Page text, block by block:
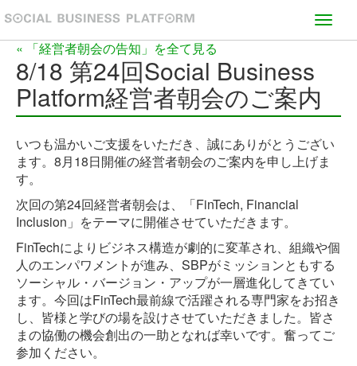
« 「経営者朝会の告知」を全て見る
8/18 第24回Social Business
Platform経営者朝会のご案内
いつも温かいご支援をいただき、誠にありがとうござい
ます。8月18日開催の経営者朝会のご案内を申し上げま
す。
次回の第24回経営者朝会は、「FinTech, Financial
Inclusion」をテーマに開催させていただきます。
FinTechによりビジネス構造が劇的に変革され、組織や個
人のエンパワメントが進み、SBPがミッションともする
ソーシャル・バージョン・アップが一層進化してきてい
ます。今回はFinTech最前線で活躍される専門家をお招き
し、皆様と学びの場を設けさせていただきました。皆さ
まの協働の機会創出の一助となれば幸いです。奮ってご
参加ください。